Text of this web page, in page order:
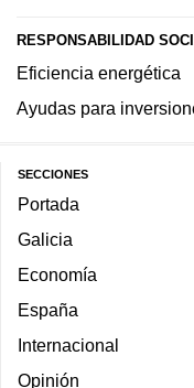
RESPONSABILIDAD
Eficiencia energética
Ayudas para
SECCIONES
Portada
Galicia
Economía
España
Internacional
Opinión